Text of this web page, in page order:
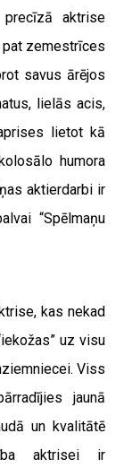
aktrise
pat zemestrīces
savus ārējos
lielās acis,
lietot kā
humora
aktierdarbi ir
“Spēlmaņu
kas nekad
uz visu
Viss
jaunā
un kvalitātē
aktrisei ir